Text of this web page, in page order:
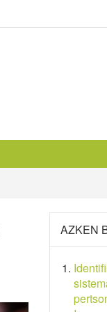
AZKEN